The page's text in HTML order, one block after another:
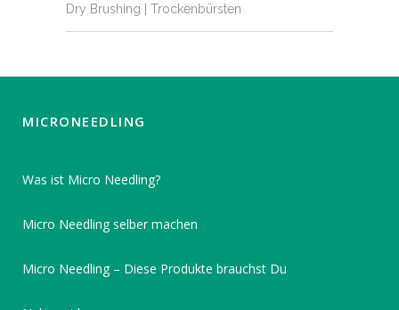
Dry Brushing | Trockenbürsten
MICRONEEDLING
Was ist Micro Needling?
Micro Needling selber machen
Micro Needling – Diese Produkte brauchst Du